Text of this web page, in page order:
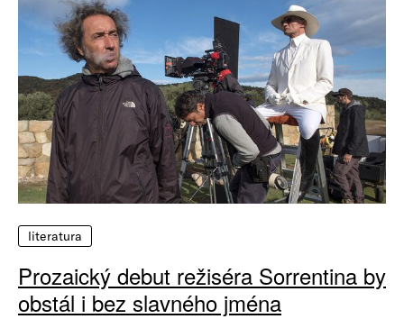
literatura
Prozaický debut režiséra Sorrentina by
obstál i bez slavného jména